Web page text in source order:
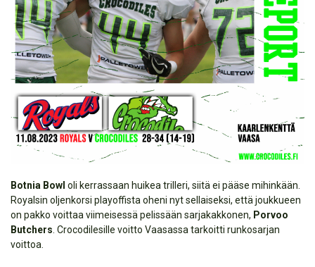
Botnia Bowl oli kerrassaan huikea trilleri, siitä ei pääse mihinkään.
Royalsin oljenkorsi playoffista oheni nyt sellaiseksi, että joukkueen
on pakko voittaa viimeisessä pelissään sarjakakkonen, Porvoo
Butchers . Crocodilesille voitto Vaasassa tarkoitti runkosarjan
voittoa.